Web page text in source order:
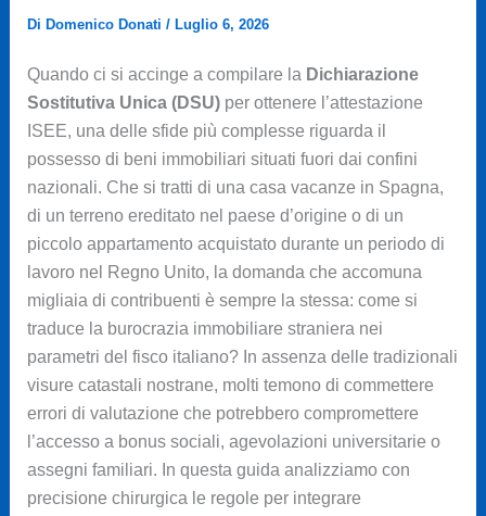
Di Domenico Donati / Luglio 6, 2026
Quando ci si accinge a compilare la Dichiarazione
Sostitutiva Unica (DSU)per ottenere l’attestazione
ISEE, una delle sfide più complesse riguarda il
possesso di beni immobiliari situati fuori dai confini
nazionali. Che si tratti di una casa vacanze in Spagna,
di un terreno ereditato nel paese d’origine o di un
piccolo appartamento acquistato durante un periodo di
lavoro nel Regno Unito, la domanda che accomuna
migliaia di contribuenti è sempre la stessa: come si
traduce la burocrazia immobiliare straniera nei
parametri del fisco italiano? In assenza delle tradizionali
visure catastali nostrane, molti temono di commettere
errori di valutazione che potrebbero compromettere
l’accesso a bonus sociali, agevolazioni universitarie o
assegni familiari. In questa guida analizziamo con
precisione chirurgica le regole per integrare